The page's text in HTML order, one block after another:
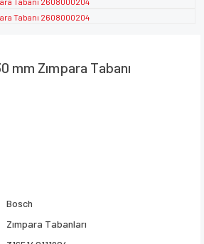
mm Zımpara Tabanı
Bosch
Zımpara Tabanları